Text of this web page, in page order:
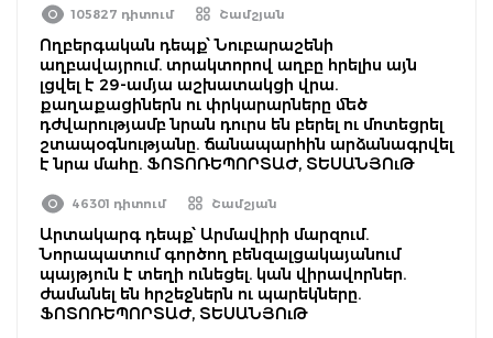
105827 դիտում Շամշյան
Ողբերգական դեպք՝ Նուբարաշենի
աղբավայրում. տրակտորով աղբը հրելիս այն
լցվել է 29-ամյա աշխատակցի վրա.
քաղաքացիներն ու փրկարարները մեծ
դժվարությամբ նրան դուրս են բերել ու մոտեցրել
շտապօգնությանը. ճանապարհին արձանագրվել
է նրա մահը. ՖՈՏՈՌԵՊՈՐՏԱԺ, ՏԵՍԱՆՅՈւԹ
46301 դիտում Շամշյան
Արտակարգ դեպք՝ Արմավիրի մարզում.
Նորապատում գործող բենզալցակայանում
պայթյուն է տեղի ունեցել. կան վիրավորներ.
ժամանել են հրշեջներն ու պարեկները.
ՖՈՏՈՌԵՊՈՐՏԱԺ, ՏԵՍԱՆՅՈւԹ